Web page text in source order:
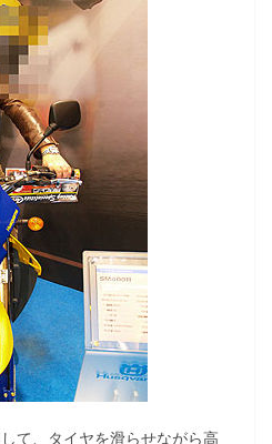
て、タイヤを滑らせながら高